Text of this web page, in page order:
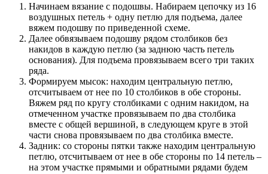
Начинаем вязание с подошвы. Набираем цепочку из 16
воздушных петель + одну петлю для подъема, далее
вяжем подошву по приведенной схеме.
Далее обвязываем подошву рядом столбиков без
накидов в каждую петлю (за заднюю часть петель
основания). Для подъема провязываем всего три таких
ряда.
Формируем мысок: находим центральную петлю,
отсчитываем от нее по 10 столбиков в обе стороны.
Вяжем ряд по кругу столбиками с одним накидом, на
отмеченном участке провязываем по два столбика
вместе с общей вершиной, в следующем круге в этой
части снова провязываем по два столбика вместе.
Задник: со стороны пятки также находим центральную
петлю, отсчитываем от нее в обе стороны по 14 петель –
на этом участке прямыми и обратными рядами будем